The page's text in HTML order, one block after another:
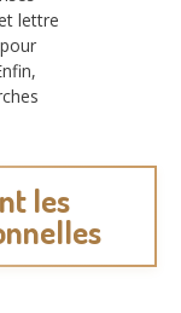
lettre
les